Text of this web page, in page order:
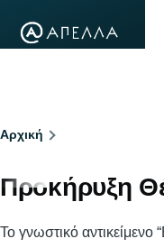
Breadcrumb
Αρχική
Προκήρυξη
Το γνωστικό